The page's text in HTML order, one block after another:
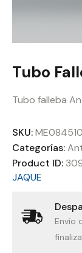
Tubo
Tubo falleba
SKU:
Categorías:
Product ID:
JAQUE
Envío